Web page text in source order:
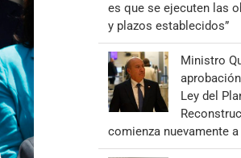
es que se ejecuten las
y plazos establecidos”
Ministro
Ley del
comienza nuevamente a